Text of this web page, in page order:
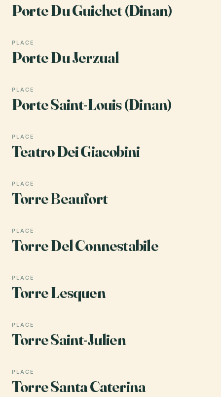
Porte Du Guichet (Dinan)
PLACE
Porte Du Jerzual
PLACE
Porte Saint-Louis (Dinan)
PLACE
Teatro Dei Giacobini
PLACE
Torre Beaufort
PLACE
Torre Del Connestabile
PLACE
Torre Lesquen
PLACE
Torre Saint-Julien
PLACE
Torre Santa Caterina